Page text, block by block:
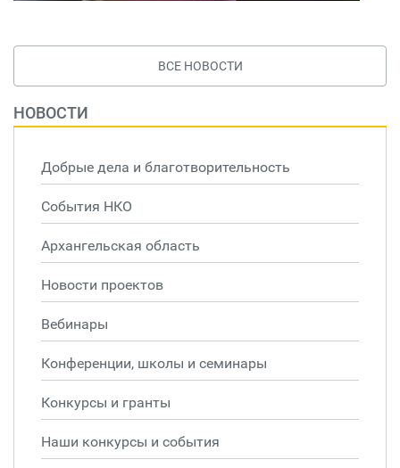
ВСЕ НОВОСТИ
НОВОСТИ
Добрые дела и благотворительность
События НКО
Архангельская область
Новости проектов
Вебинары
Конференции, школы и семинары
Конкурсы и гранты
Наши конкурсы и события